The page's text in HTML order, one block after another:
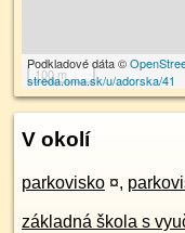
100 m
Podkladové dáta ©
streda.oma.sk/u/adorska/41
V okolí
parkovisko ¤,
základná škola s